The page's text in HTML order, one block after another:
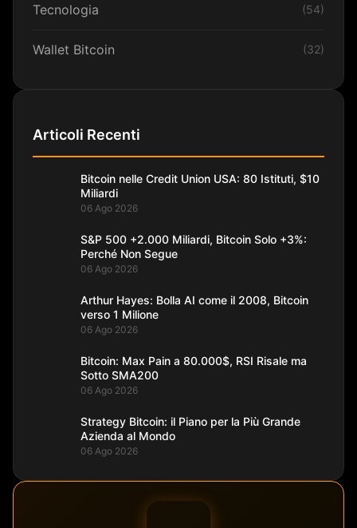
Tecnologia (54)
Wallet Bitcoin (32)
Articoli Recenti
Bitcoin nelle Credit Union USA: 80 Istituti, $10
Miliardi
06 Ago 2026
S&P 500 +2.000 Miliardi, Bitcoin Solo +3%:
Perché Non Segue
06 Ago 2026
Arthur Hayes: Bolla AI come il 2008, Bitcoin
verso 1 Milione
06 Ago 2026
Bitcoin: Max Pain a 80.000$, RSI Risale ma
Sotto SMA200
06 Ago 2026
Strategy Bitcoin: il Piano per la Più Grande
Azienda al Mondo
06 Ago 2026